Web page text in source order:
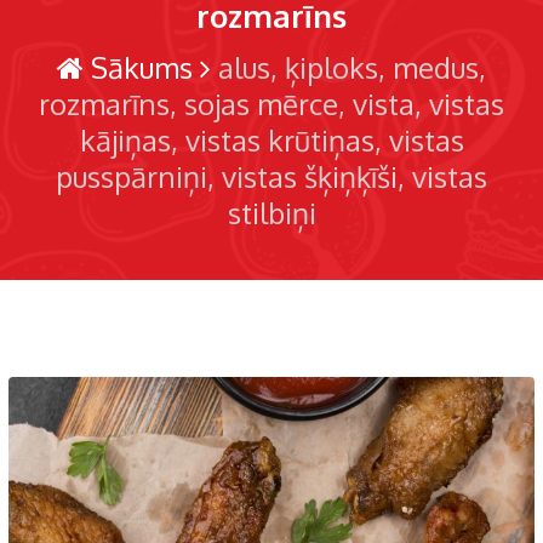
rozmarīns
Sākums alus ķiploks medus
rozmarīns sojas mērce vista vistas
kājiņas vistas krūtiņas vistas
pusspārniņi vistas šķiņķīši vistas
stilbiņi